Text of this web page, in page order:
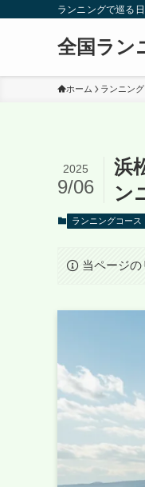
ランニングで巡る
全国ラン
ホーム ランニン
浜
ン
2025
9/06
ランニングコース
当ページの